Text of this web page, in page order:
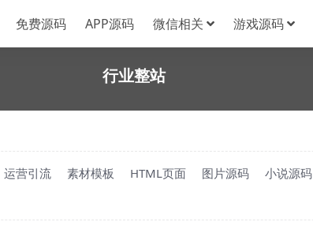
免费源码 APP源码 微信相关 游戏源码
行业整站
运营引流 素材模板 HTML页面 图片源码 小说源码